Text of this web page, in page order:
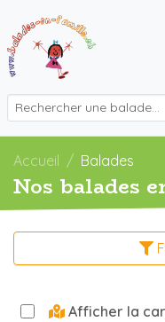
Accueil Balades
Nos balades
Afficher la